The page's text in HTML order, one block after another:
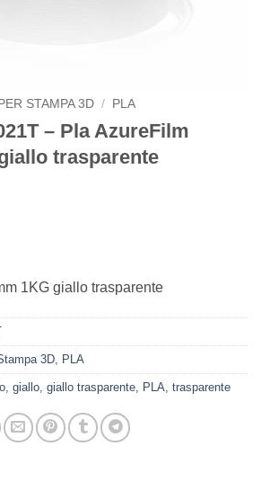
STAMPA 3D / PLA
– Pla AzureFilm
trasparente
1KG giallo trasparente
3D, PLA
, giallo, giallo trasparente, PLA, trasparente